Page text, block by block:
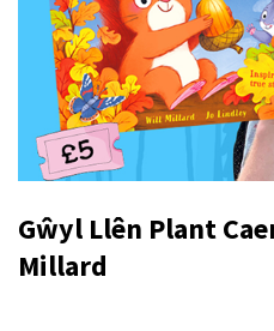
Gŵyl Llên Plant
Millard